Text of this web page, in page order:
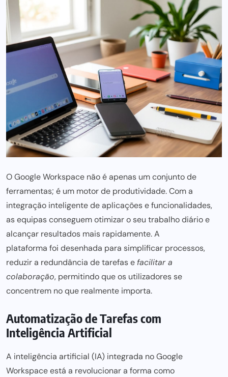
OGoogle Workspace não é apenas um conjunto de
ferramentas; é um motor de produtividade. Com a
integração inteligente de aplicações e funcionalidades,
asequipas conseguem otimizar o seu trabalhodiário e
alcançar resultados mais rapidamente. A
plataforma foi desenhada para simplificar processos,
reduzir a redundância de tarefas e facilitar a
colaboração, permitindo que os utilizadores se
concentrem no que realmente importa.
Automatização de Tarefas com
Inteligência Artificial
A inteligência artificial (IA) integrada no Google
Workspace está a revolucionar a forma como